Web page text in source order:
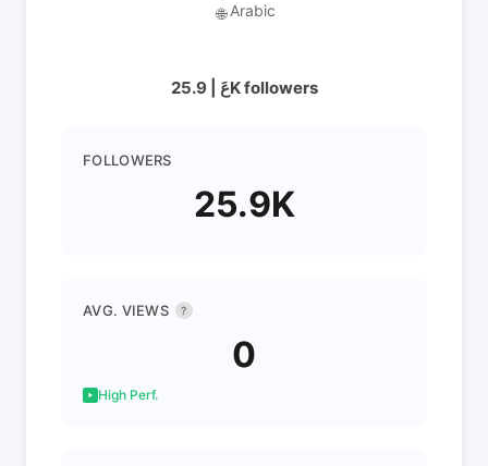
🌐 Arabic
عَ | 25.9K followers
FOLLOWERS
25.9K
AVG. VIEWS ?
0
High Perf.